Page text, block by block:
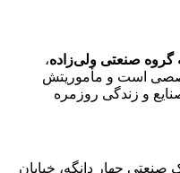
صنعتی ولی‌زاده،
است و مأموریتش
و زندگی روزمره
صنعتی چهار دانگه، خیابان